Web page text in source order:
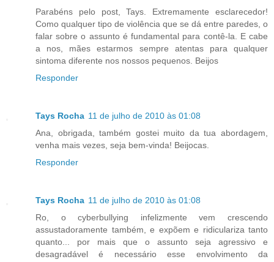
Parabéns pelo post, Tays. Extremamente esclarecedor!
Como qualquer tipo de violência que se dá entre paredes, o
falar sobre o assunto é fundamental para contê-la. E cabe
a nos, mães estarmos sempre atentas para qualquer
sintoma diferente nos nossos pequenos. Beijos
Responder
Tays Rocha 11 de julho de 2010 às 01:08
Ana, obrigada, também gostei muito da tua abordagem,
venha mais vezes, seja bem-vinda! Beijocas.
Responder
Tays Rocha 11 de julho de 2010 às 01:08
Ro, o cyberbullying infelizmente vem crescendo
assustadoramente também, e expõem e ridiculariza tanto
quanto... por mais que o assunto seja agressivo e
desagradável é necessário esse envolvimento da